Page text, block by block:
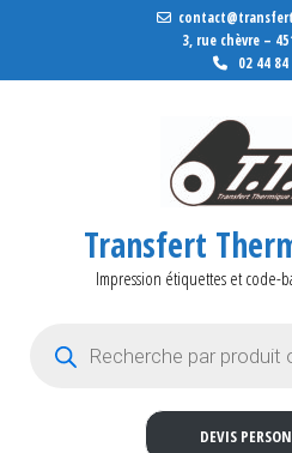
3, rue chèvre –
02 44 84
Transfert
Impression étiquettes et code-
DEVIS